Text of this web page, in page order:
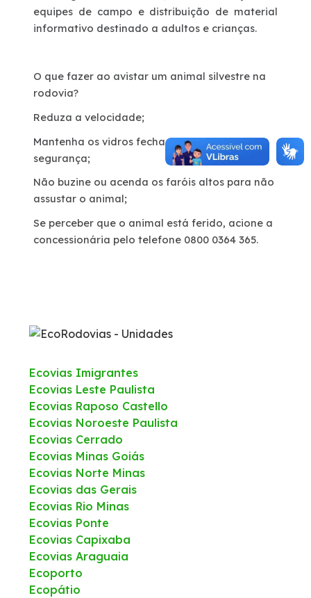
equipes de campo e distribuição de material
informativo destinado a adultos e crianças.
O que fazer ao avistar um animal silvestre na
rodovia?
Reduza a velocidade;
Mantenha os vidros fechados para a sua
segurança;
Não buzine ou acenda os faróis altos para não
assustar o animal;
Se perceber que o animal está ferido, acione a
concessionária pelo telefone 0800 0364 365.
Ecovias Imigrantes
Ecovias Leste Paulista
Ecovias Raposo Castello
Ecovias Noroeste Paulista
Ecovias Cerrado
Ecovias Minas Goiás
Ecovias Norte Minas
Ecovias das Gerais
Ecovias Rio Minas
Ecovias Ponte
Ecovias Capixaba
Ecovias Araguaia
Ecoporto
Ecopátio